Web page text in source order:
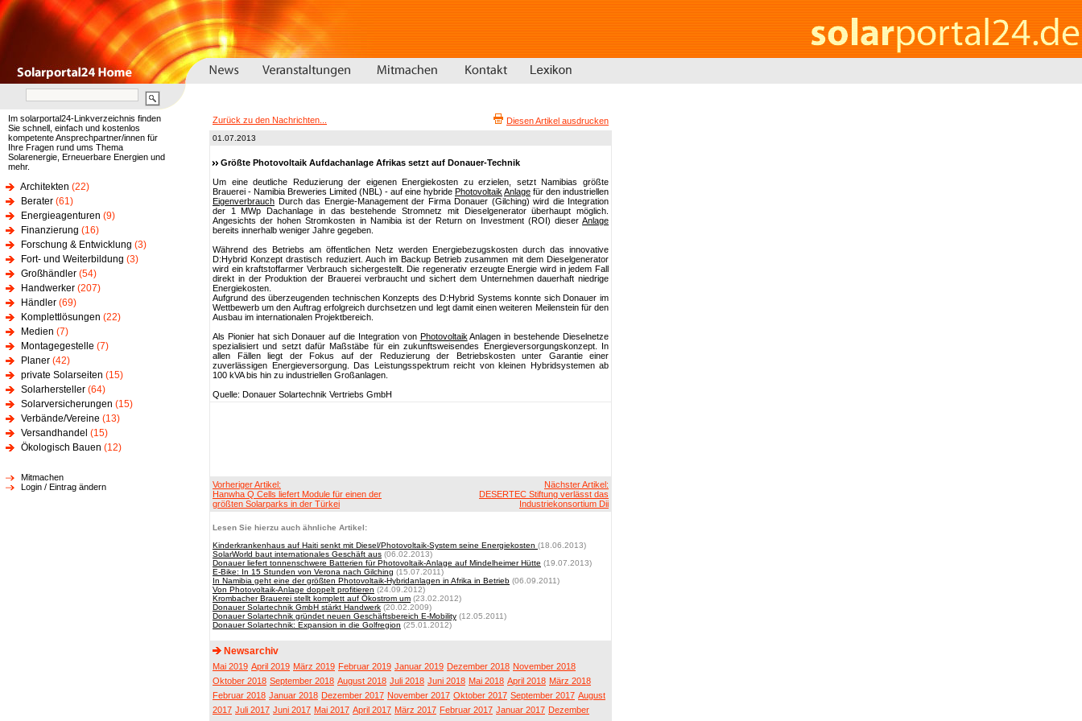
Im solarportal24-Linkverzeichnis finden
Sie schnell, einfach und kostenlos
kompetente Ansprechpartner/innen für
Ihre Fragen rund ums Thema
Solarenergie, Erneuerbare Energien und
mehr.
Architekten (22)
Berater (61)
Energieagenturen (9)
Finanzierung (16)
Forschung & Entwicklung (3)
Fort- und Weiterbildung (3)
Großhändler (54)
Handwerker (207)
Händler (69)
Komplettlösungen (22)
Medien (7)
Montagegestelle (7)
Planer (42)
private Solarseiten (15)
Solarhersteller (64)
Solarversicherungen (15)
Verbände/Vereine (13)
Versandhandel (15)
Ökologisch Bauen (12)
Mitmachen
Login / Eintrag ändern
Zurück zu den Nachrichten... Diesen Artikel ausdrucken
01.07.2013
Größte Photovoltaik Aufdachanlage Afrikas setzt auf Donauer-Technik
Um eine deutliche Reduzierung der eigenen Energiekosten zu erzielen, setzt Namibias größte
Brauerei - Namibia Breweries Limited (NBL) - auf eine hybride Photovoltaik Anlage für den industriellen
Eigenverbrauch Durch das Energie-Management der Firma Donauer (Gilching) wird die Integration
der 1 MWp Dachanlage in das bestehende Stromnetz mit Dieselgenerator überhaupt möglich.
Angesichts der hohen Stromkosten in Namibia ist der Return on Investment (ROI) dieser Anlage
bereits innerhalb weniger Jahre gegeben.
Während des Betriebs am öffentlichen Netz werden Energiebezugskosten durch das innovative
D:Hybrid Konzept drastisch reduziert. Auch im Backup Betrieb zusammen mit dem Dieselgenerator
wird ein kraftstoffarmer Verbrauch sichergestellt. Die regenerativ erzeugte Energie wird in jedem Fall
direkt in der Produktion der Brauerei verbraucht und sichert dem Unternehmen dauerhaft niedrige
Energiekosten.
Aufgrund des überzeugenden technischen Konzepts des D:Hybrid Systems konnte sich Donauer im
Wettbewerb um den Auftrag erfolgreich durchsetzen und legt damit einen weiteren Meilenstein für den
Ausbau im internationalen Projektbereich.
Als Pionier hat sich Donauer auf die Integration von Photovoltaik Anlagen in bestehende Dieselnetze
spezialisiert und setzt dafür Maßstäbe für ein zukunftsweisendes Energieversorgungskonzept. In
allen Fällen liegt der Fokus auf der Reduzierung der Betriebskosten unter Garantie einer
zuverlässigen Energieversorgung. Das Leistungsspektrum reicht von kleinen Hybridsystemen ab
100 kVA bis hin zu industriellen Großanlagen.
Quelle: Donauer Solartechnik Vertriebs GmbH
Vorheriger Artikel:
Hanwha Q Cells liefert Module für einen der
größten Solarparks in der Türkei
Nächster Artikel:
DESERTEC Stiftung verlässt das
Industriekonsortium Dii
Lesen Sie hierzu auch ähnliche Artikel:
Kinderkrankenhaus auf Haiti senkt mit Diesel/Photovoltaik-System seine Energiekosten (18.06.2013)
SolarWorld baut internationales Geschäft aus (06.02.2013)
Donauer liefert tonnenschwere Batterien für Photovoltaik-Anlage auf Mindelheimer Hütte (19.07.2013)
E-Bike: In 15 Stunden von Verona nach Gilching (15.07.2011)
In Namibia geht eine der größten Photovoltaik-Hybridanlagen in Afrika in Betrieb (06.09.2011)
Von Photovoltaik-Anlage doppelt profitieren (24.09.2012)
Krombacher Brauerei stellt komplett auf Ökostrom um (23.02.2012)
Donauer Solartechnik GmbH stärkt Handwerk (20.02.2009)
Donauer Solartechnik gründet neuen Geschäftsbereich E-Mobility (12.05.2011)
Donauer Solartechnik: Expansion in die Golfregion (25.01.2012)
Newsarchiv
Mai 2019 April 2019 März 2019 Februar 2019 Januar 2019 Dezember 2018 November 2018
Oktober 2018 September 2018 August 2018 Juli 2018 Juni 2018 Mai 2018 April 2018 März 2018
Februar 2018 Januar 2018 Dezember 2017 November 2017 Oktober 2017 September 2017 August
2017 Juli 2017 Juni 2017 Mai 2017 April 2017 März 2017 Februar 2017 Januar 2017 Dezember